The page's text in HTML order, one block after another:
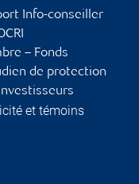
Info-conseiller
– Fonds
de protection
et témoins